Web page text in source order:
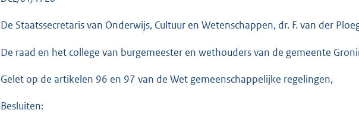
g
o
De Staatssecretaris van Onderwijs, Cultuur en Wetenschappen, dr. F. van der
De raad en het college van burgemeester en wethouders van de gemeente
Gelet op de artikelen 96 en 97 van de Wet gemeenschappelijke regelingen,
Besluiten: